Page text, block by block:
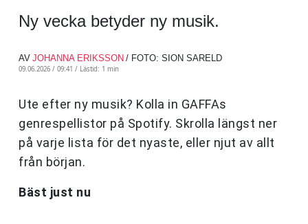
Ny vecka betyder ny musik.
AV JOHANNA ERIKSSON / FOTO: SION SARELD
09.06.2026 / 09:41 / Lästid: 1 min
Ute efter ny musik? Kolla in GAFFAs
genrespellistor på Spotify. Skrolla längst ner
på varje lista för det nyaste, eller njut av allt
från början.
Bäst just nu